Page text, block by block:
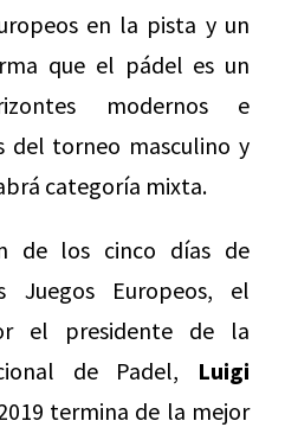
en la pista y un
que el pádel es un
modernos e
del torneo masculino y
categoría mixta.
de los cinco días de
Juegos Europeos, el
el presidente de la
de Padel, Luigi
termina de la mejor